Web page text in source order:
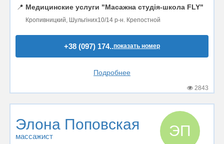
📍 Медицинские услуги "Масажна студія-школа FLY"
Кропивницкий, Шульгіних10/14 р-н. Крепостной
+38 (097) 174..показать номер
Подробнее
2843
Элона Поповская
массажист ЭП